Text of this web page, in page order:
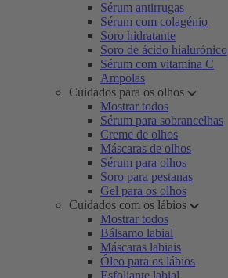
Sérum antirrugas
Sérum com colagénio
Soro hidratante
Soro de ácido hialurónico
Sérum com vitamina C
Ampolas
Cuidados para os olhos
Mostrar todos
Sérum para sobrancelhas
Creme de olhos
Máscaras de olhos
Sérum para olhos
Soro para pestanas
Gel para os olhos
Cuidados com os lábios
Mostrar todos
Bálsamo labial
Máscaras labiais
Óleo para os lábios
Esfoliante labial